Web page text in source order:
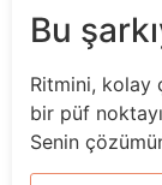
Bu
Ritmini, kolay
bir püf
Senin